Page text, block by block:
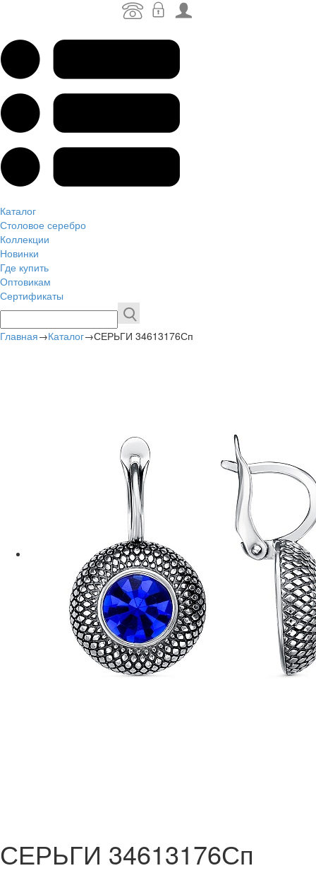
Каталог
Столовое серебро
Коллекции
Новинки
Где купить
Оптовикам
Сертификаты
Главная→Каталог→СЕРЬГИ 34613176Сп
СЕРЬГИ 34613176Сп